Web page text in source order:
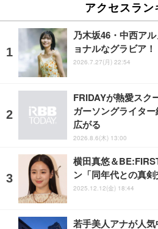
アクセスラン
乃木坂46・中西ア
ョナルなグラビア！
2026.7.27(月) 22:54
FRIDAYが熱愛スク
ガーソングライタ
広がる
2026.8.6(木) 13:00
横田真悠＆
ン「同年代との真剣
2025.12.12(金) 18:44
若手美人アナが人